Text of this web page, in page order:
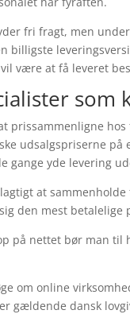
fri fragt, men
billigste
være at få leveret
prissammenligne
udsalgspriserne
gange yde levering
at
den mest betalelige
på nettet bør man
om online
gældende dansk